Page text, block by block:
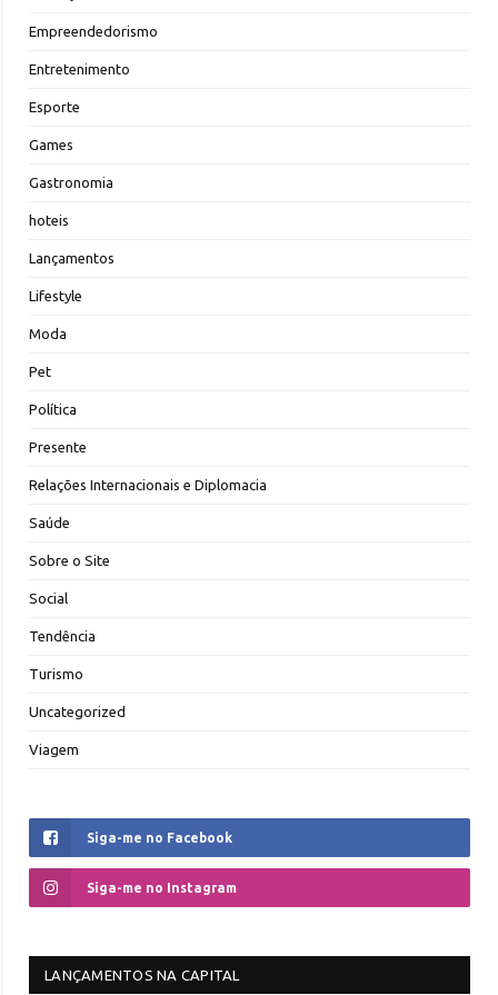
Empreendedorismo
Entretenimento
Esporte
Games
Gastronomia
hoteis
Lançamentos
Lifestyle
Moda
Pet
Política
Presente
Relações Internacionais e Diplomacia
Saúde
Sobre o Site
Social
Tendência
Turismo
Uncategorized
Viagem
Siga-me no Facebook
Siga-me no Instagram
LANÇAMENTOS NA CAPITAL